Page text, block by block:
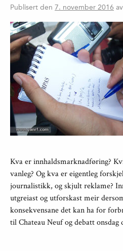
Publisert den 7. november 2016 av
Kva er innhaldsmarknadføring?
vanleg? Og kva er eigentleg
journalistikk, og skjult reklame?
utgreiast og utforskast meir
konsekvensane det kan ha for
til Chateau Neuf og debatt